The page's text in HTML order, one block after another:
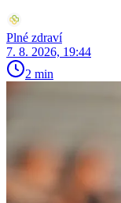
Plné zdraví
7. 8. 2026, 19:44
2 min